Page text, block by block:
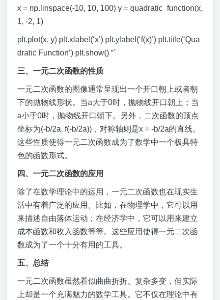
x = np.linspace(-10, 10, 100) y = quadratic_function(x,
1, -2, 1)
plt.plot(x, y) plt.xlabel(‘x’) plt.ylabel(‘f(x)’) plt.title(‘Qua
dratic Function’) plt.show() “`
三、一元二次函数的性质
一元二次函数的图像通常呈现出一个开口朝上或者朝
下的抛物线形状。当a大于0时，抛物线开口朝上；当
a小于0时，抛物线开口朝下。另外，二次函数的顶点
坐标为(-b/2a, f(-b/2a))，对称轴则是x = -b/2a的直线。
这些性质使得一元二次函数成为了数学中一个极具特
色的函数形式。
四、一元二次函数的应用
除了在数学理论中的运用，一元二次函数也在现实生
活中有着广泛的应用。比如，在物理学中，它可以用
来描述自由落体运动；在经济学中，它可以用来建立
成本函数和收入函数等等。这些应用使得一元二次函
数成为了一个十分有用的工具。
五、总结
一元二次函数虽然看似曲曲折折、复杂多变，但实际
上却是一个充满魅力的数学工具。它不仅在理论中有